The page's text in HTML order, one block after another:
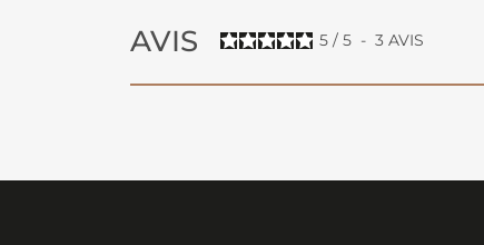
AVIS 5 / 5 - 3 AVIS